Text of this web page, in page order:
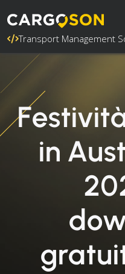
Transport Management
in